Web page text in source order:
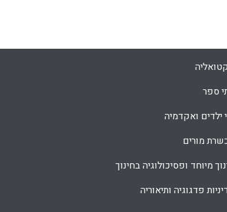
X
ספר
ילדים ואקדמיה
מורים
מיוחד ופסיכולוגיה בחינוך
פדגוגיה ותיאוריה